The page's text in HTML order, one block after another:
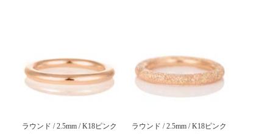
ラウンド / 2.5mm / K18ピンク
ラウンド / 2.5mm / K18ピンク